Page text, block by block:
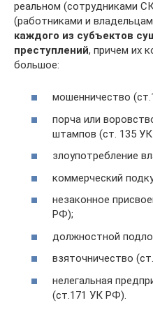
реальном (сотрудниками
(работниками и
каждого из субъектов
преступлений, причем их
большое:
мошенничество
порча или
штампов (ст. 135
злоупотребление
коммерческий
незаконное
РФ);
должностной
взяточничество
нелегальная
(ст.171 УК РФ).